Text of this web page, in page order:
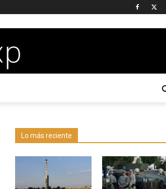
Lo más reciente